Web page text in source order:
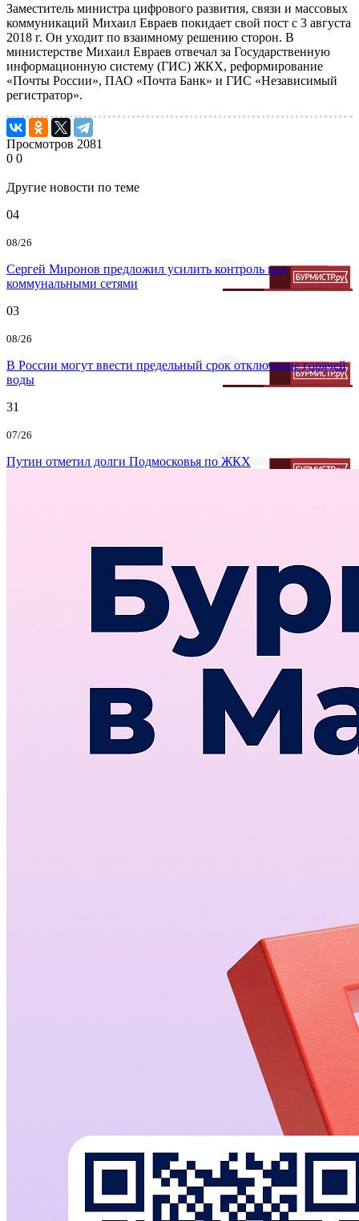
Заместитель министра цифрового развития, связи и массовых
коммуникаций Михаил Евраев покидает свой пост с 3 августа
2018 г. Он уходит по взаимному решению сторон. В
министерстве Михаил Евраев отвечал за Государственную
информационную систему (ГИС) ЖКХ, реформирование
«Почты России», ПАО «Почта Банк» и ГИС «Независимый
регистратор».
Просмотров 2081
0 0
Другие новости по теме
04
08/26
Сергей Миронов предложил усилить контроль над
коммунальными сетями
03
08/26
В России могут ввести предельный срок отключение горячей
воды
31
07/26
Путин отметил долги Подмосковья по ЖКХ